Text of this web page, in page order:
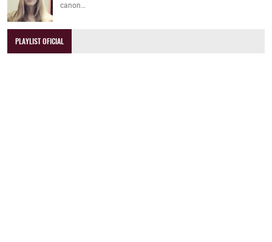
canon…
PLAYLIST OFICIAL